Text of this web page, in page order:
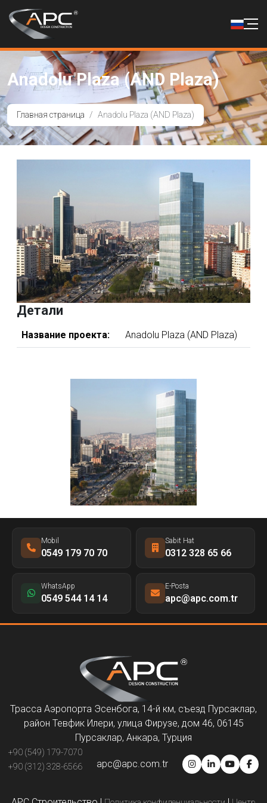
Anadolu Plaza (AND Plaza)
Главная страница Anadolu Plaza (AND Plaza)
Детали
Название проекта: Anadolu Plaza (AND Plaza)
Mobil
0549 179 70 70
Sabit Hat
0312 328 65 66
WhatsApp
0549 544 14 14
E-Posta
apc@apc.com.tr
Трасса Аэропорта Эсенбога, 14-й км, съезд Пурсаклар,
район Тевфик Илери, улица Фирузе, дом 46, 06145
Пурсаклар, Анкара, Турция
+90 (549) 179-7070
+90 (312) 328-6566
apc@apc.com.tr